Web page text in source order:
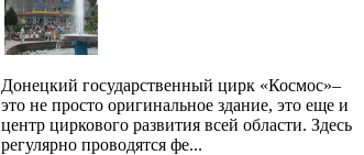
Донецкий государственный цирк «Космос»–
это не просто оригинальное здание, это еще и
центр циркового развития всей области. Здесь
регулярно проводятся фе...